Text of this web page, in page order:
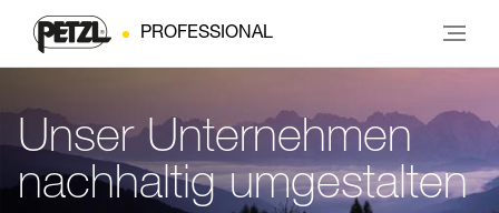
PROFESSIONAL
Unser Unternehmen
nachhaltig umgestalten